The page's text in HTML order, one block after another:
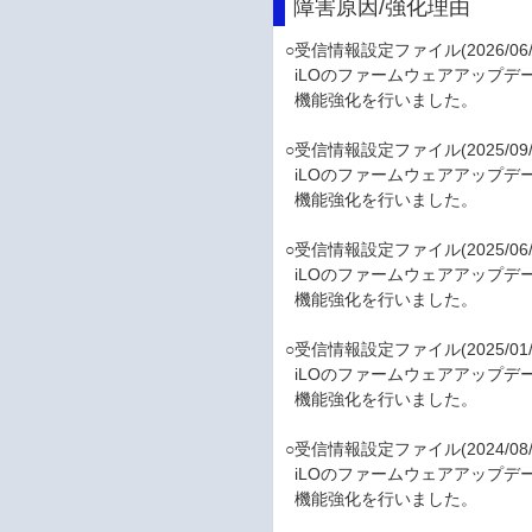
障害原因/強化理由
○受信情報設定ファイル(2026/
iLOのファームウェアアップデ
機能強化を行いました。
○受信情報設定ファイル(2025/
iLOのファームウェアアップデ
機能強化を行いました。
○受信情報設定ファイル(2025/
iLOのファームウェアアップデ
機能強化を行いました。
○受信情報設定ファイル(2025/
iLOのファームウェアアップデ
機能強化を行いました。
○受信情報設定ファイル(2024/
iLOのファームウェアアップデ
機能強化を行いました。